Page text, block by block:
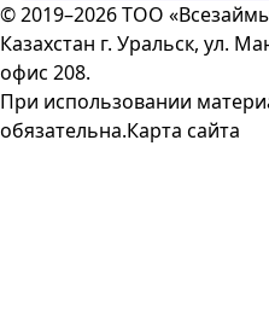
© 2019–2026 ТОО
Казахстан г. Уральск, ул.
офис 208.
При использовании
обязательна.Карта сайта